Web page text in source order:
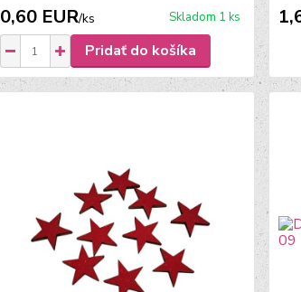
0,60 EUR/ks Skladom 1 ks
Pridať do košíka